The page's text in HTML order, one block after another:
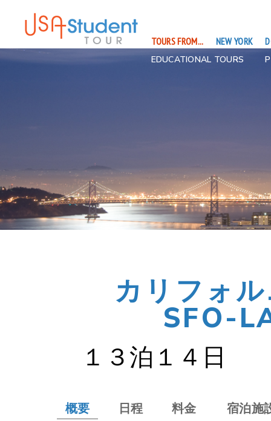
TOURS FROM... NEW YORK
EDUCATIONAL TOURS
カリフォ
SFO-
１３泊１４日
概要 日程 料金 宿泊施